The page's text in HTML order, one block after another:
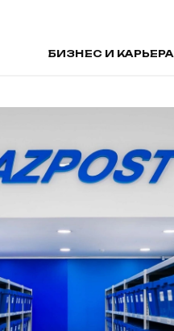
БИЗНЕС И КАРЬЕРА